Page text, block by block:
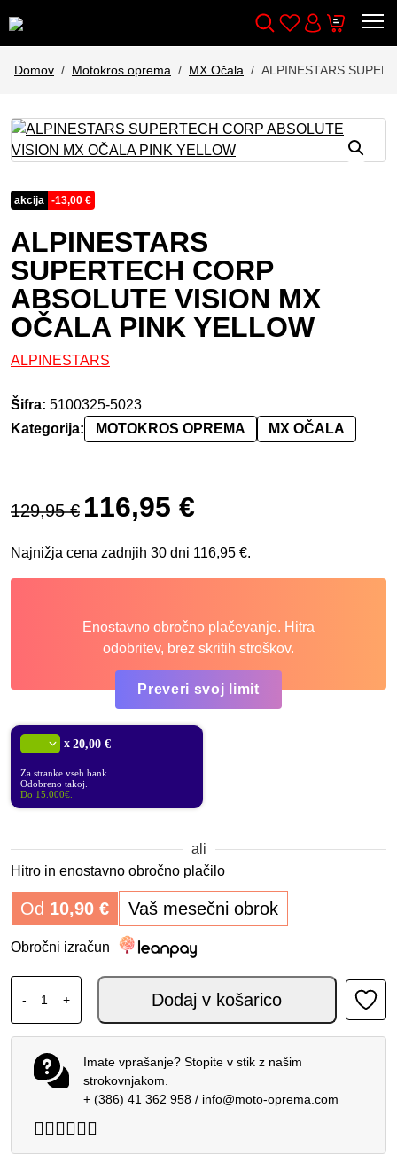
Wishlist
Account
Cart
Domov Motokros oprema MX Očala ALPINESTARS
akcija -13,00 €
ALPINESTARS
SUPERTECH CORP
ABSOLUTE VISION MX
OČALA PINK YELLOW
ALPINESTARS
Šifra: 5100325-5023
Kategorija:
MOTOKROS OPREMA MX OČALA
129,95€
Izvirna cena je bila: 129,95 €.
116,95 €
Najnižja cena zadnjih 30 dni 116,95 €.
Enostavno obročno plačevanje. Hitra
odobritev, brez skritih stroškov.
Preveri svoj limit
x 20,00 €
Za stranke vseh bank.
Odobreno takoj.
Do 15.000€.
ali
Hitro in enostavno obročno plačilo
Od 10,90 € Vaš mesečni obrok
Obročni izračun
-
ALPINESTARS SUPERTECH CORP ABSOLUTE VISION
+ Dodaj v košarico
Imate vprašanje? Stopite v stik z našim
strokovnjakom.
+ (386) 41 362 958/ info@moto-oprema.com